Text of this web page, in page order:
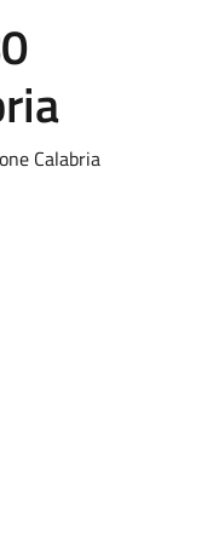
Calabria